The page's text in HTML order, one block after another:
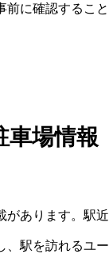
前に確認すること
車場情報
があります。駅近
、駅を訪れるユー